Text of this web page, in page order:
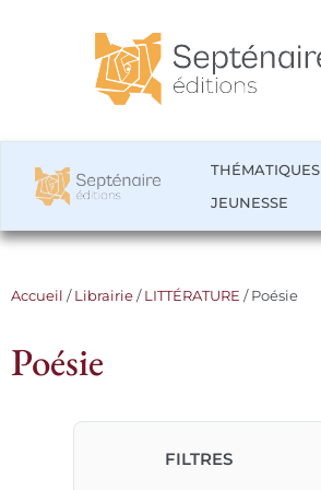
THÉMATIQUES
JEUNESSE
Accueil /Librairie/LITTÉRATURE / Poésie
Poésie
FILTRES